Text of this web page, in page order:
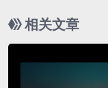
相关文章